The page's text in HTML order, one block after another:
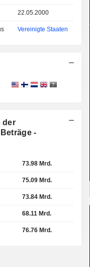
22.05.2000
Vereinigte Staaten
der
-
73.98 Mrd.
75.09 Mrd.
73.84 Mrd.
68.11 Mrd.
76.76 Mrd.